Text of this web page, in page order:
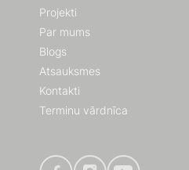
Projekti
Par mums
Blogs
Atsauksmes
Kontakti
Terminu vārdnīca